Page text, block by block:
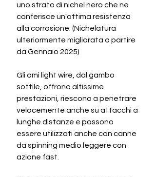
uno strato di nichel nero che ne
conferisce un'ottima resistenza
alla corrosione. (Nichelatura
ulteriormente migliorata a partire
da Gennaio 2025)
Gli ami light wire, dal gambo
sottile, offrono altissime
prestazioni, riescono a penetrare
velocemente anche su attacchi a
lunghe distanze e possono
essere utilizzati anche con canne
da spinning medio leggere con
azione fast.